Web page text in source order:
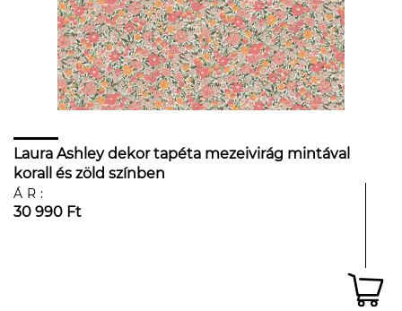
Laura Ashley dekor tapéta mezeivirág mintával
korall és zöld színben
ÁR:
30 990 Ft